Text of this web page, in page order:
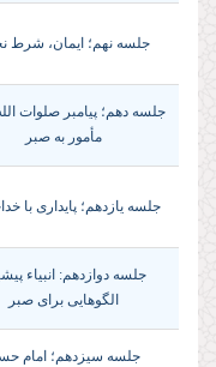
جلسه نهم؛ ایمان، شرط
جلسه دهم؛ پیامبر صلوات
مأمور به صبر
جلسه یازدهم؛ پایداری با
جلسه دوازدهم: انبیاء
الگوهایی برای صبر
جلسه سیزدهم؛ امام